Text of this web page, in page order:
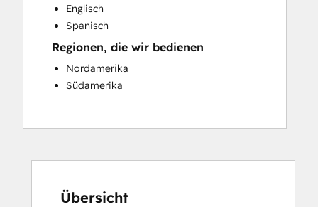
Englisch
Spanisch
Regionen, die wir bedienen
Nordamerika
Südamerika
Übersicht